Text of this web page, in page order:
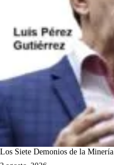
Los Siete Demonios de la Minería